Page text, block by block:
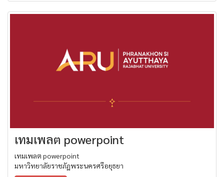
เทมเพลต powerpoint
เทมเพลต powerpoint
มหาวิทยาลัยราชภัฏพระนครศรีอยุธยา